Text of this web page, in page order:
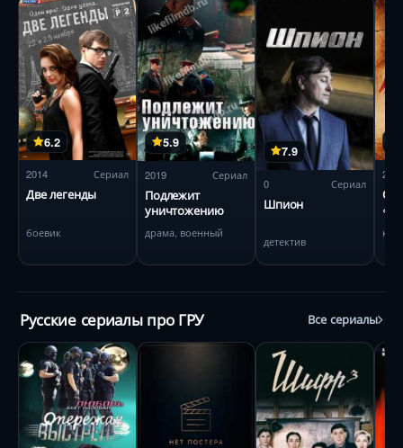
6.2
2014 Сериал
Две легенды
боевик
5.9
2019 Сериал
Подлежит
уничтожению
драма, военный
7.9
0 Сериал
Шпион
детектив
2018
Русские сериалы про ГРУ Все сериалы